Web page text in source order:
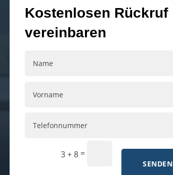
Kostenlosen Rückruf
vereinbaren
3 + 8 =
SENDEN